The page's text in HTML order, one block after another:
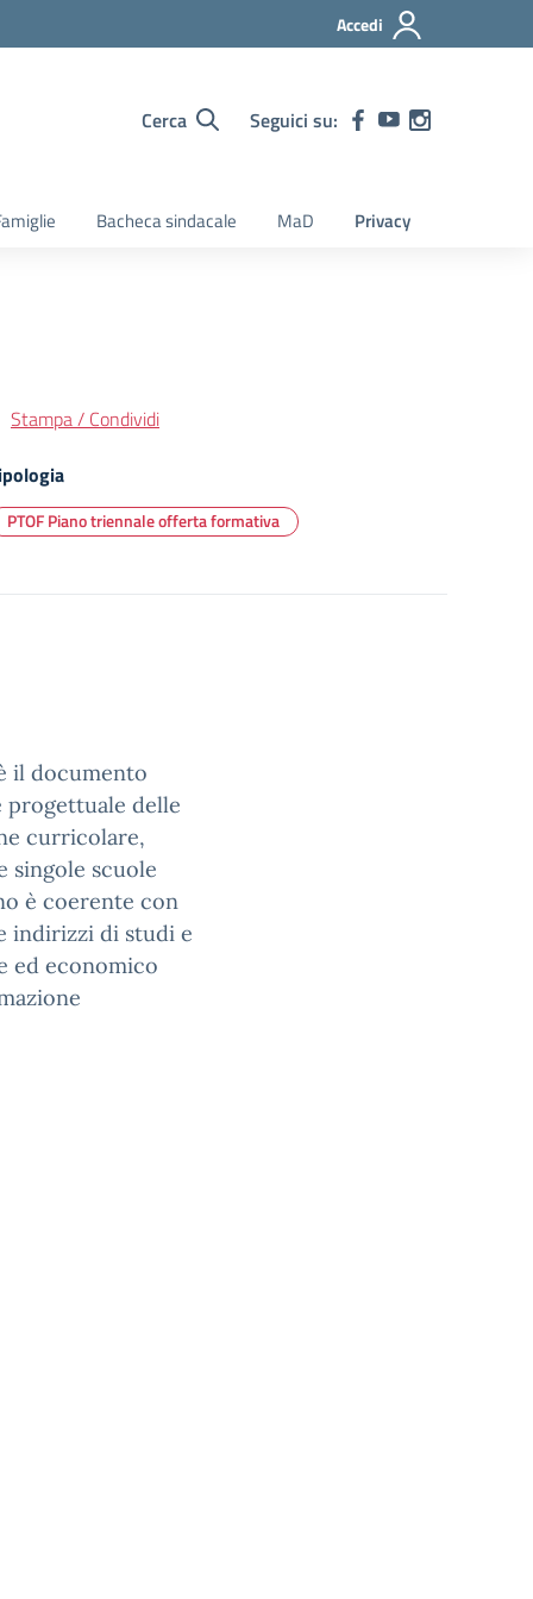
Accedi
Cerca Seguici su:
Bacheca sindacale MaD Privacy
Stampa / Condividi
PTOF Piano triennale offerta formativa
il documento
progettuale delle
curricolare,
singole scuole
è coerente con
indirizzi di studi e
ed economico